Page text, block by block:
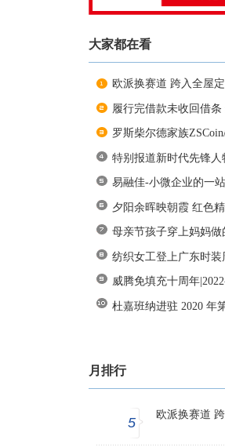
大家都在看
欧派换赛道 跨入全屋
履行完借款未收回借
罗斯柴尔德家族
特别报道新时代先锋
易融佳-小微企业的一
夕阳余晖映朝霞 红色
母亲节孩子穿上妈妈
纺织女工登上广东时
威腾免填充十周年
杜嘉班纳进驻 2020 年
月排行
5
欧派换赛道